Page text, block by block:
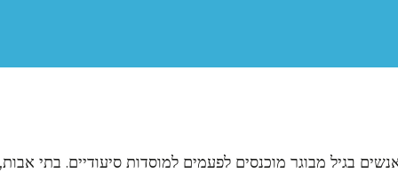
בגיל מבוגר מוכנסים לפעמים למוסדות סיעודיים. בתי